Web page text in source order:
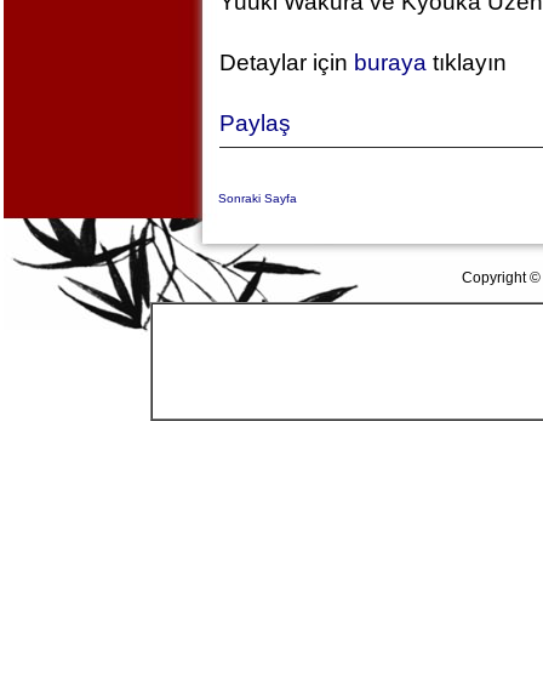
Detaylar için buraya tıklayın
Paylaş
Sonraki Sayfa
Copyright ©